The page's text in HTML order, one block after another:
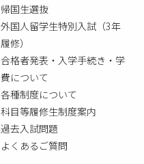
帰国生選抜
外国人留学生特別入試（3年
履修）
合格者発表・入学手続き・学
費について
各種制度について
科目等履修生制度案内
過去入試問題
よくあるご質問